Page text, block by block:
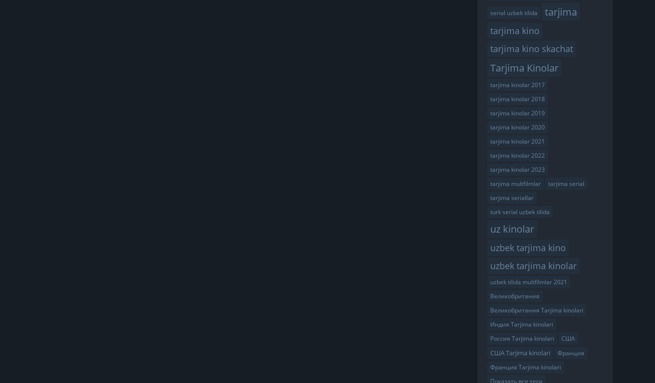
serial uzbek tilida tarjima
tarjima kino
tarjima kino skachat
Tarjima Kinolar
tarjima kinolar 2017
tarjima kinolar 2018
tarjima kinolar 2019
tarjima kinolar 2020
tarjima kinolar 2021
tarjima kinolar 2022
tarjima kinolar 2023
tarjima multfilmlar
tarjima serial
tarjima seriallar
turk serial uzbek tilida
uz kinolar
uzbek tarjima kino
uzbek tarjima kinolar
uzbek tilida multfilmlar 2021
Великобритания
Великобритания Tarjima kinolari
Индия Tarjima kinolari
Россия Tarjima kinolari
США
США Tarjima kinolari
Франция
Франция Tarjima kinolari
Показать все теги